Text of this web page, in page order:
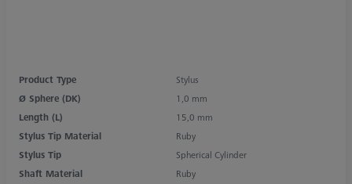
Product Type
Stylus
Ø Sphere (DK)
1,0 mm
Length (L)
15,0 mm
Stylus Tip Material
Ruby
Stylus Tip
Spherical Cylinder
Shaft Material
Ruby